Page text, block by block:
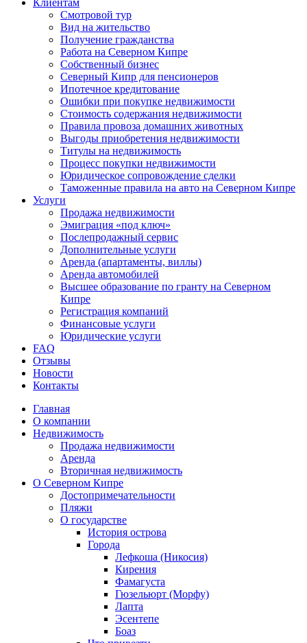
Клиентам
Смотровой тур
Вид на жительство
Получение гражданства
Работа на Северном Кипре
Собственный бизнес
Северный Кипр для пенсионеров
Ипотечное кредитование
Ошибки при покупке недвижимости
Стоимость содержания недвижимости
Правила провоза домашних животных
Выгоды приобретения недвижимости
Титулы на недвижимость
Процесс покупки недвижимости
Юридическое сопровождение сделки
Таможенные правила на авто на Северном Кипре
Услуги
Продажа недвижимости
Эмиграция «под ключ»
Послепродажный сервис
Дополнительные услуги
Аренда (апартаменты, виллы)
Аренда автомобилей
Высшее образование по гранту на Северном
Кипре
Регистрация компаний
Финансовые услуги
Юридические услуги
FAQ
Отзывы
Новости
Контакты
Главная
О компании
Недвижимость
Продажа недвижимости
Аренда
Вторичная недвижимость
О Северном Кипре
Достопримечательности
Пляжи
О государстве
История острова
Города
Лефкоша (Никосия)
Кирения
Фамагуста
Гюзельюрт (Морфу)
Лапта
Эсентепе
Боаз